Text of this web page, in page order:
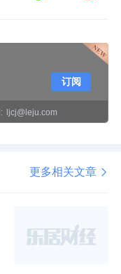
ljcj@leju.com
订阅
更多相关文章